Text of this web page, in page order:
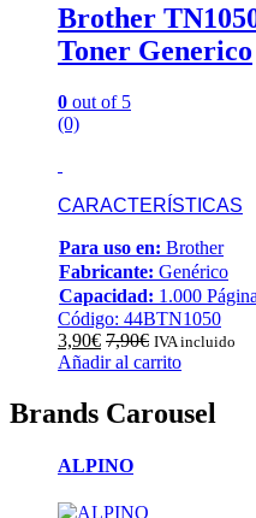
Brother
Toner Generico
0 out of 5
(0)
CARACTERÍSTICAS
Para uso en: Brother
Fabricante: Genérico
Capacidad: 1.000
Código: 44BTN1050
3,90€ 7,90€ IVA incluido
Añadir al carrito
Brands Carousel
ALPINO